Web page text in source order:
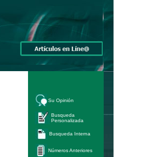
Su Opinión
Busqueda
Personalizada
Busqueda Interna
Números Anteriores